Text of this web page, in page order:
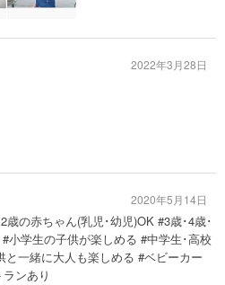
2022年3月28日
歳の赤ちゃん(乳児･幼児)OK #3歳･4歳･
小学生の子供が楽しめる #中学生･高校
一緒に大人も楽しめる #ベビーカー
ンあり
2020年5月14日